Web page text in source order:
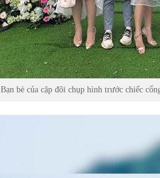
Bạn bè của cặp đôi chụp hình trước chiếc